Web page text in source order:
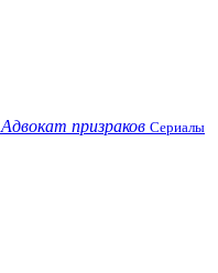
Адвокат призраков Сериалы